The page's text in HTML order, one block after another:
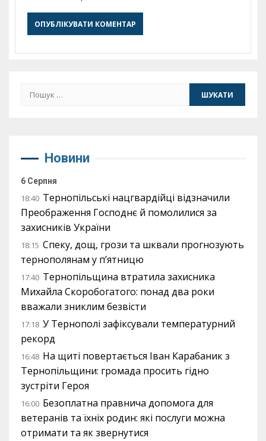
Пошук:
Новини
6 Серпня
18:40 Тернопільські нацгвардійці відзначили
Преображення Господнє й помолилися за
захисників України
18:15 Спеку, дощ, грози та шквали прогнозують
тернополянам у п’ятницю
17:40 Тернопільщина втратила захисника
Михайла Скоробогатого: понад два роки
вважали зниклим безвісти
17:18 У Тернополі зафіксували температурний
рекорд
16:48 На щиті повертається Іван Карабаник з
Тернопільщини: громада просить гідно
зустріти Героя
16:00 Безоплатна правнича допомога для
ветеранів та їхніх родин: які послуги можна
отримати та як звернутися